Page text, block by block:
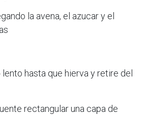
la avena, el azucar y el
hasta que hierva y retire del
rectangular una capa de